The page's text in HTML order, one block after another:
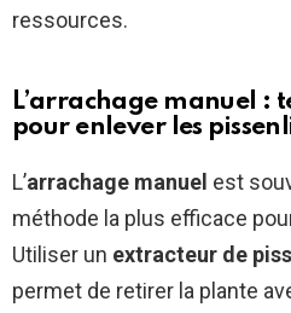
ressources.
L’arrachage manuel :
pour enlever les
L’arrachage manuel est
méthode la plus efficace
Utiliser un extracteur de
permet de retirer la plante